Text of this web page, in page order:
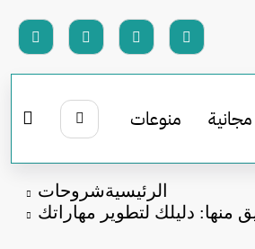
منوعات
الرئيسيةشروحات
منها: دليلك لتطوير مهاراتك